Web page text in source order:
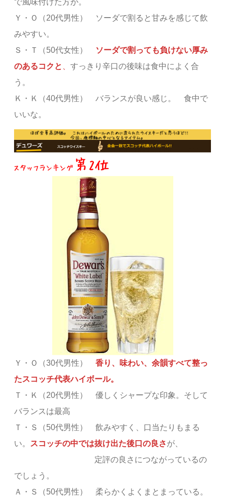
Ｙ・Ｏ（20代男性） ソーダで割ると甘みを感じて飲
みやすい。
Ｓ・Ｔ（50代女性）
ソーダで割っても負けない厚み
のあるコクと
すっきり辛口の後味は食中によく合
う。
Ｋ・Ｋ（40代男性） バランスが良い感じ。 食中で
いいな。
Ｙ・Ｏ（30代男性）
香り、味わい、余韻すべて整っ
たスコッチ代表ハイボール。
Ｔ・Ｋ（20代男性） 優しくシャープな印象。そして
バランスは最高
Ｔ・Ｓ（50代男性） 飲みやすく、口当たりもまる
い。
スコッチの中では抜け出た後口の良さが、
定評の良さにつながっているの
でしょう。
Ａ・Ｓ（50代男性） 柔らかくよくまとまっている。